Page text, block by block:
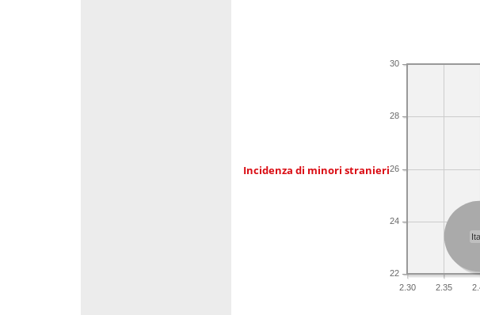
Incidenza di minori stranieri
2.30 2.35
22
24
26
28
30